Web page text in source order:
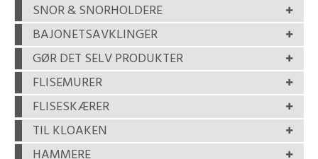
SNOR & SNORHOLDERE
BAJONETSAVKLINGER
GØR DET SELV PRODUKTER
FLISEMURER
FLISESKÆRER
TIL KLOAKEN